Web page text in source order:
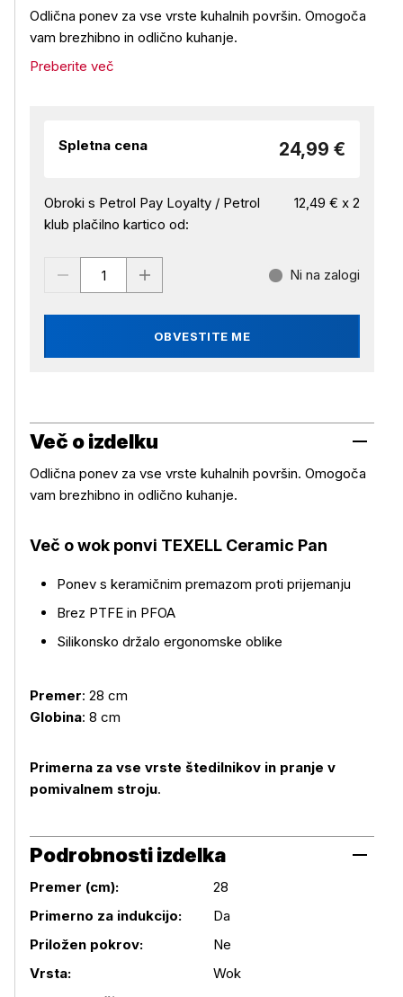
Odlična ponev za vse vrste kuhalnih površin. Omogoča
vam brezhibno in odlično kuhanje.
Preberite več
Spletna cena 24,99 €
Obroki s Petrol Pay Loyalty / Petrol
klub plačilno kartico od:
12,49 € x 2
OBVESTITE ME
Ni na zalogi
Več o izdelku
Več o izdelku
Odlična ponev za vse vrste kuhalnih površin. Omogoča
vam brezhibno in odlično kuhanje.
Več o wok ponvi TEXELL Ceramic Pan
Ponev s keramičnim premazom proti prijemanju
Brez PTFE in PFOA
Silikonsko držalo ergonomske oblike
Premer: 28 cm
Globina: 8 cm
Primerna za vse vrste štedilnikov in pranje v
pomivalnem stroju.
Podrobnosti izdelka
Podrobnosti izdelka
Premer (cm):
28
Primerno za indukcijo:
Da
Priložen pokrov:
Ne
Vrsta:
Wok